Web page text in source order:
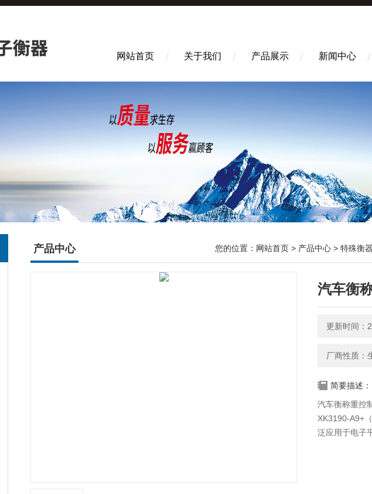
网站首页 关于我们 产品展示 新闻中心
产品中心 您的位置： 网站首页 > 产品中心 > 特殊衡
汽车衡
更新时间：
厂商性质：
简要描述：
汽车衡称重控
XK3190-A9+
泛应用于电子